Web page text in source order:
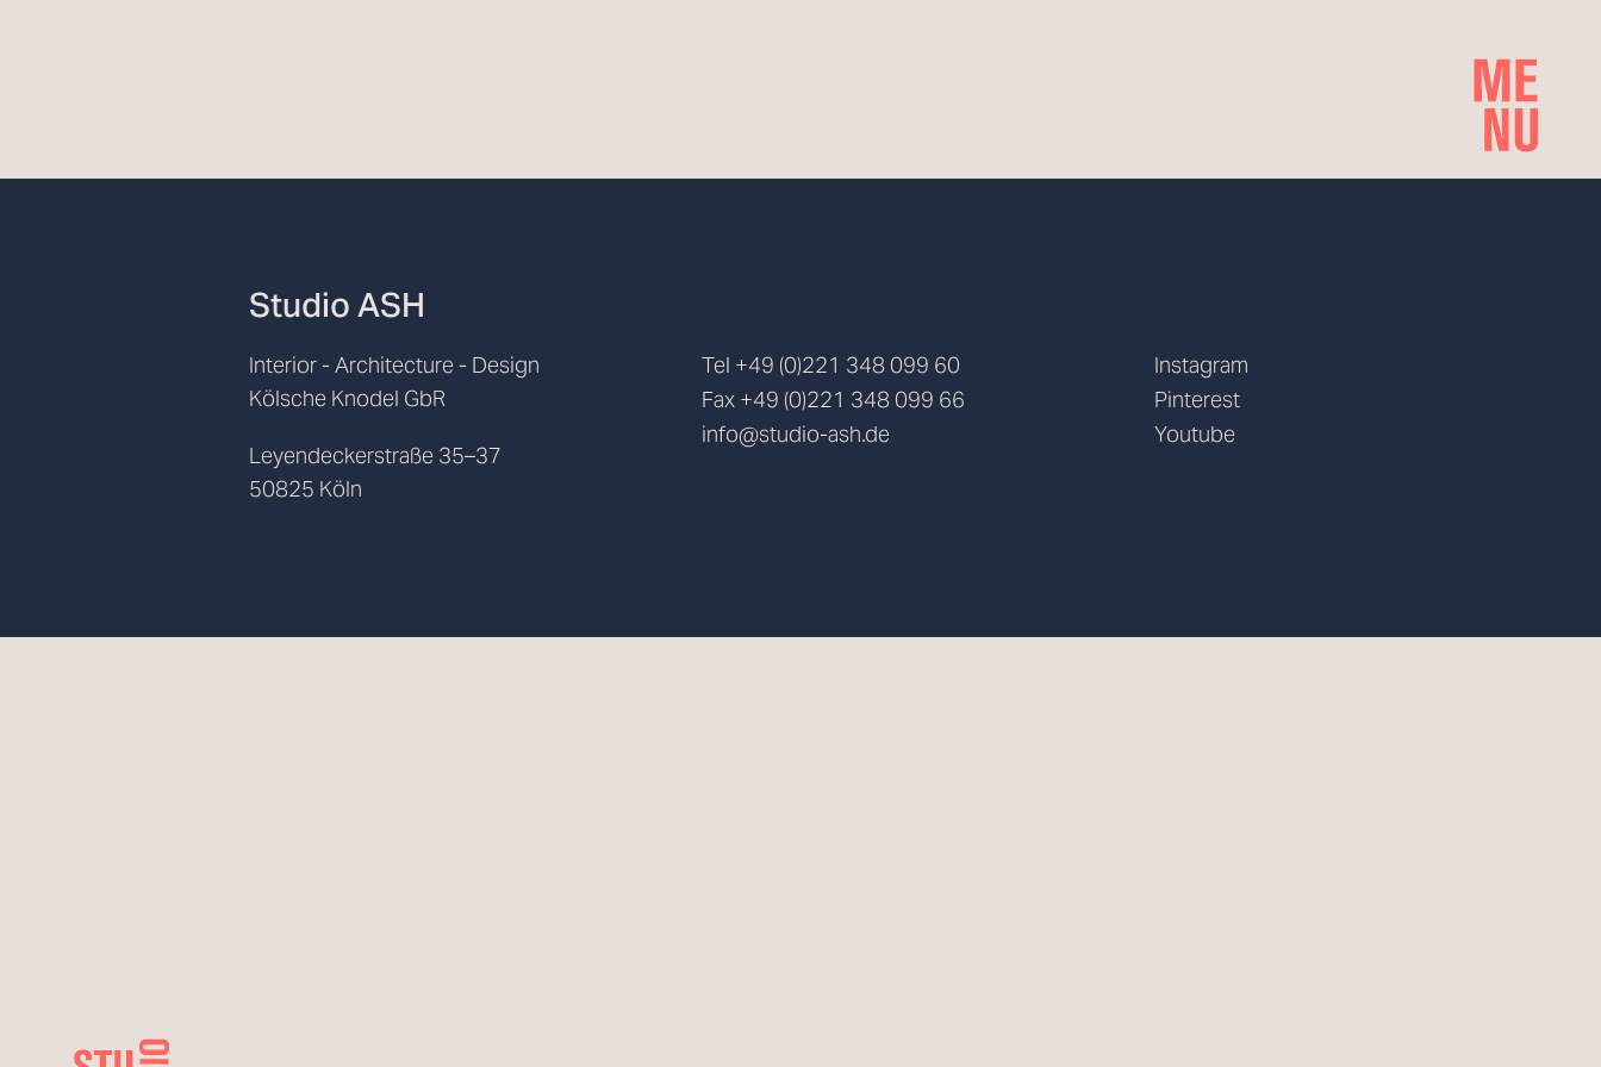
Studio ASH
Interior - Architecture - Design
Kölsche Knodel GbR
Leyendeckerstraße 35–37
50825 Köln
Tel +49 (0)221 348 099 60
Fax +49 (0)221 348 099 66
info@studio-ash.de
Instagram
Pinterest
Youtube